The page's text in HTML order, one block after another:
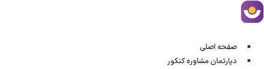
صفحه اصلی
دپارتمان مشاوره کنکور